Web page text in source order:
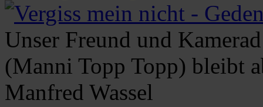
Unser Freund und
(Manni Topp Topp) bleibt
Manfred Wassel